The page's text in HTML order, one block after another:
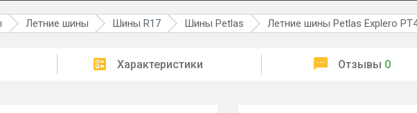
Летние шины Шины R17 Шины Petlas Летние шины Petlas Explero
Характеристики Отзывы 0